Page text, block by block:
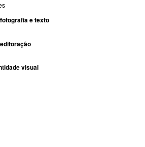
e texto
visual